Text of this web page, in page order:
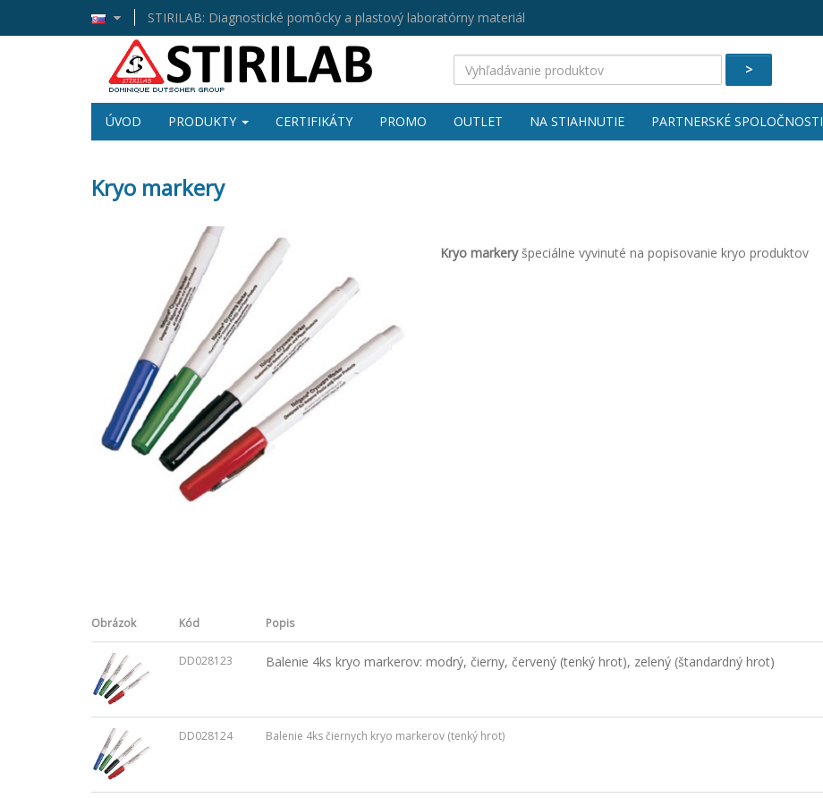
STIRILAB: Diagnostické pomôcky a plastový laboratórny materiál
>
ÚVOD PRODUKTY CERTIFIKÁTY PROMO OUTLET NA STIAHNUTIE PARTNERSKÉ SPOLOČNOSTI
Kryo markery
Kryo markeryšpeciálne vyvinuté na popisovanie kryo produktov
Obrázok Kód Popis
DD028123 Balenie 4ks kryo markerov: modrý, čierny, červený (tenký hrot), zelený (štandardný hrot)
DD028124 Balenie 4ks čiernych kryo markerov (tenký hrot)